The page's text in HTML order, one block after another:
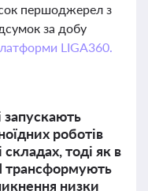
першоджерел з
за добу
LIGA360.
роботів
тоді як в
трансформують
низки